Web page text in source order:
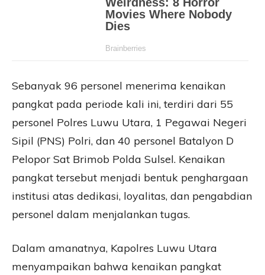
Sebanyak 96 personel menerima kenaikan
pangkat pada periode kali ini, terdiri dari 55
personel Polres Luwu Utara, 1 Pegawai Negeri
Sipil (PNS) Polri, dan 40 personel Batalyon D
Pelopor Sat Brimob Polda Sulsel. Kenaikan
pangkat tersebut menjadi bentuk penghargaan
institusi atas dedikasi, loyalitas, dan pengabdian
personel dalam menjalankan tugas.
Dalam amanatnya, Kapolres Luwu Utara
menyampaikan bahwa kenaikan pangkat